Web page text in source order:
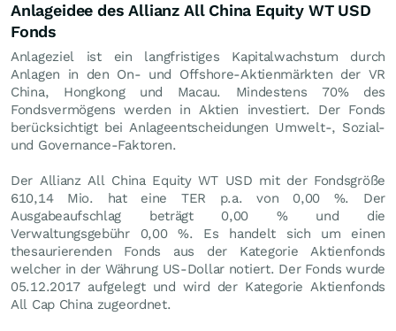
Anlageidee des Allianz All China Equity WT USD
Fonds
Anlageziel ist ein langfristiges Kapitalwachstum durch
Anlagen in den On- und Offshore-Aktienmärkten der VR
China, Hongkong und Macau. Mindestens 70% des
Fondsvermögens werden in Aktien investiert. Der Fonds
berücksichtigt bei Anlageentscheidungen Umwelt-, Sozial-
und Governance-Faktoren.
Der Allianz All China Equity WT USD mit der Fondsgröße
610,14 Mio. hat eine TER p.a. von 0,00 %. Der
Ausgabeaufschlag beträgt 0,00 % und die
Verwaltungsgebühr 0,00 %. Es handelt sich um einen
thesaurierenden Fonds aus der Kategorie Aktienfonds
welcher in der Währung US-Dollar notiert. Der Fonds wurde
05.12.2017 aufgelegt und wird der Kategorie Aktienfonds
All Cap China zugeordnet.